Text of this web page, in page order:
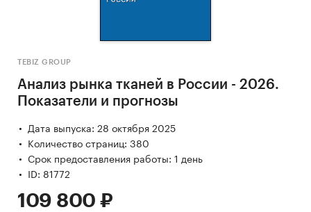
TEBIZ GROUP
Анализ рынка тканей в России - 2026.
Показатели и прогнозы
Дата выпуска: 28 октября 2025
Количество страниц: 380
Срок предоставления работы: 1 день
ID: 81772
109 800 ₽